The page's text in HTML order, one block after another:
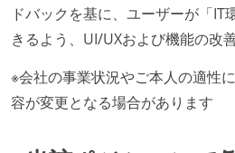
ドバックを基に、ユーザーが「IT
きるよう、UI/UXおよび機能の改
※会社の事業状況やご本人の適性
容が変更となる場合があります